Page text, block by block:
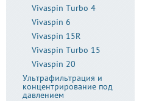
Vivaspin Turbo 4
Vivaspin 6
Vivaspin 15R
Vivaspin Turbo 15
Vivaspin 20
Ультрафильтрация и
концентрирование под
давлением